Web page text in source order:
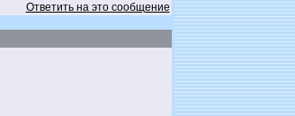
Ответить на это сообщение